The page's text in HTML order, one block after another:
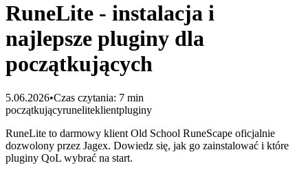
RuneLite - instalacja i
najlepsze pluginy dla
początkujących
5.06.2026•Czas czytania: 7 min
początkującyruneliteklientpluginy
RuneLite to darmowy klient Old School RuneScape oficjalnie
dozwolony przez Jagex. Dowiedz się, jak go zainstalować i które
pluginy QoL wybrać na start.